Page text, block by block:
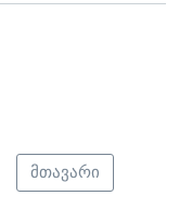
მთავარი